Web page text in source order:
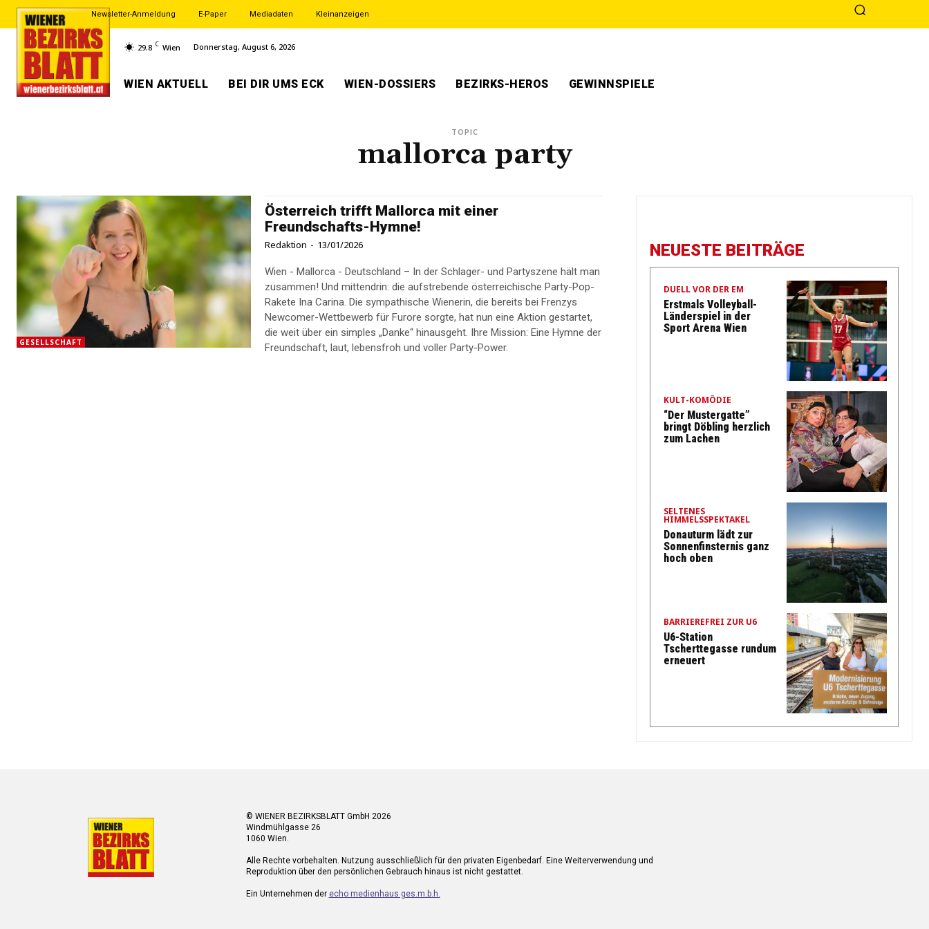
Newsletter-Anmeldung E-Paper Mediadaten Kleinanzeigen
29.8 C Wien Donnerstag, August 6, 2026
WIEN AKTUELL BEI DIR UMS ECK WIEN-DOSSIERS BEZIRKS-HEROS GEWINNSPIELE
TOPIC
mallorca party
GESELLSCHAFT
Österreich trifft Mallorca mit einer
Freundschafts-Hymne!
Redaktion - 13/01/2026
Wien - Mallorca - Deutschland – In der Schlager- und Partyszene hält man
zusammen! Und mittendrin: die aufstrebende österreichische Party-Pop-
Rakete Ina Carina. Die sympathische Wienerin, die bereits bei Frenzys
Newcomer-Wettbewerb für Furore sorgte, hat nun eine Aktion gestartet,
die weit über ein simples „Danke“ hinausgeht. Ihre Mission: Eine Hymne der
Freundschaft, laut, lebensfroh und voller Party-Power.
NEUESTE BEITRÄGE
DUELL VOR DER EM
Erstmals Volleyball-
Länderspiel in der
Sport Arena Wien
KULT-KOMÖDIE
“Der Mustergatte”
bringt Döbling herzlich
zum Lachen
SELTENES
HIMMELSSPEKTAKEL
Donauturm lädt zur
Sonnenfinsternis ganz
hoch oben
BARRIEREFREI ZUR U6
U6-Station
Tscherttegasse rundum
erneuert
© WIENER BEZIRKSBLATT GmbH 2026
Windmühlgasse 26
1060 Wien.
Alle Rechte vorbehalten. Nutzung ausschließlich für den privaten Eigenbedarf. Eine Weiterverwendung und
Reproduktion über den persönlichen Gebrauch hinaus ist nicht gestattet.
Ein Unternehmen der echo medienhaus ges.m.b.h.